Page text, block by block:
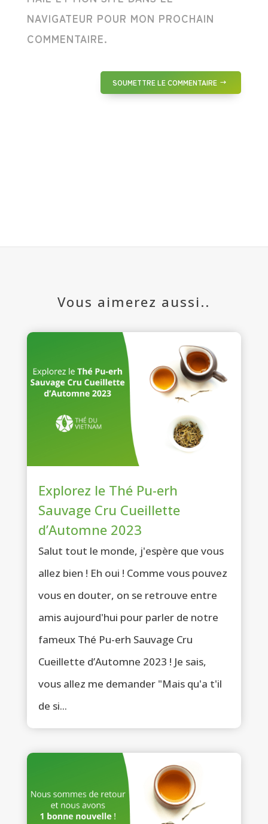
NAVIGATEUR POUR MON PROCHAIN
COMMENTAIRE.
SOUMETTRE LE COMMENTAIRE
Vous aimerez aussi..
Explorez le Thé Pu-erh
Sauvage Cru Cueillette
d’Automne 2023
Salut tout le monde, j'espère que vous
allez bien ! Eh oui ! Comme vous pouvez
vous en douter, on se retrouve entre
amis aujourd'hui pour parler de notre
fameux Thé Pu-erh Sauvage Cru
Cueillette d’Automne 2023 ! Je sais,
vous allez me demander "Mais qu'a t'il
de si...